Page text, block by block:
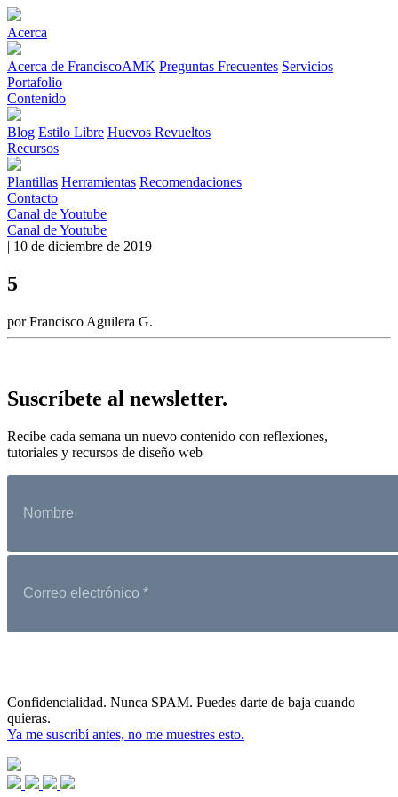
Acerca
Acerca de FranciscoAMK Preguntas Frecuentes Servicios
Portafolio
Contenido
Blog Estilo Libre Huevos Revueltos
Recursos
Plantillas Herramientas Recomendaciones
Contacto
Canal de Youtube
Canal de Youtube
| 10 de diciembre de 2019
5
por Francisco Aguilera G.
Suscríbete al newsletter.
Recibe cada semana un nuevo contenido con reflexiones,
tutoriales y recursos de diseño web
Confidencialidad. Nunca SPAM. Puedes darte de baja cuando
quieras.
Ya me suscribí antes, no me muestres esto.